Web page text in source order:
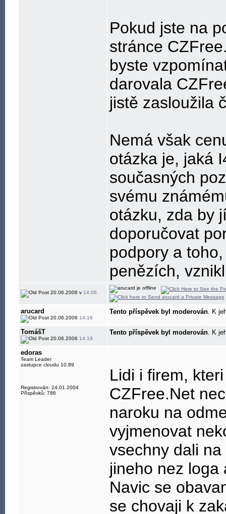
Pokud jste na
stránce
byste
darovala
jistě zasloužila
Nemá však
otázka je, jaká
současných
svému
otázku, zda by
doporučovat
podpory a
penězích,
20.06.2006 v 14:06
arucard
20.06.2006 14:16
Tento příspěvek byl moderován. K
TomášT
20.06.2006 14:19
Tento příspěvek byl moderován. K
edoras
Team Leader
zastupce cloudu 10.89
Registrován: 24.01.2004
Příspěvků: 786
Lidi i firem,
CZFree.Net
naroku na
vyjmenovat
vsechny dali
jineho nez loga
Navic se
se chovaji k